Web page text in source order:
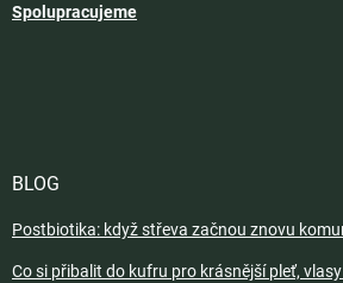
Spolupracujeme
BLOG
Postbiotika: když střeva začnou znovu
Co si přibalit do kufru pro krásnější pleť,